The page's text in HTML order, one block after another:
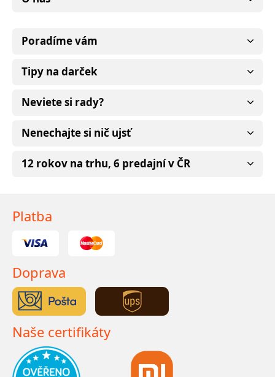
Poradíme vám
Tipy na darček
Neviete si rady?
Nenechajte si nič ujsť
12 rokov na trhu, 6 predajní v ČR
Platba
Doprava
Naše certifikáty